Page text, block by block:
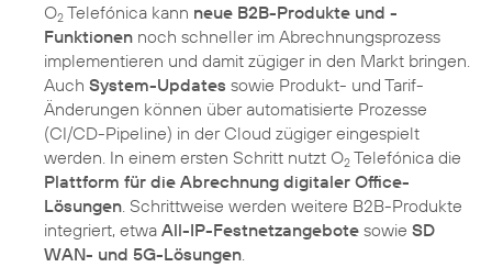
O2 Telefónica kann neue B2B-Produkte und -
Funktionen noch schneller im Abrechnungsprozess
implementieren und damit zügiger in den Markt bringen.
Auch System-Updates sowie Produkt- und Tarif-
Änderungen können über automatisierte Prozesse
(CI/CD-Pipeline) in der Cloud zügiger eingespielt
werden. In einem ersten Schritt nutzt O2 Telefónica die
Plattform für die Abrechnung digitaler Office-
Lösungen. Schrittweise werden weitere B2B-Produkte
integriert, etwa All-IP-Festnetzangebote sowie SD
WAN- und 5G-Lösungen.